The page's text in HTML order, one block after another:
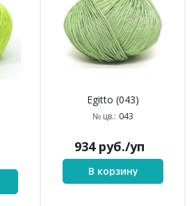
Egitto (043)
№ цв.: 043
934руб./уп
В корзину